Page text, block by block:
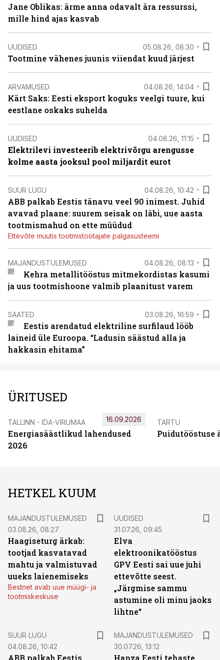
Jane Oblikas: ärme anna odavalt ära ressurssi,
mille hind ajas kasvab
UUDISED 05.08.26, 08:30
Tootmine vähenes juunis viiendat kuud järjest
ARVAMUSED 04.08.26, 14:04
Kärt Saks: Eesti eksport koguks veelgi tuure, kui
eestlane oskaks suhelda
UUDISED 04.08.26, 11:15
Elektrilevi investeerib elektrivõrgu arengusse
kolme aasta jooksul pool miljardit eurot
SUUR LUGU 04.08.26, 10:42
ABB palkab Eestis tänavu veel 90 inimest. Juhid
avavad plaane: suurem seisak on läbi, uue aasta
tootmismahud on ette müüdud
Ettevõte muutis tootmistöötajate palgasüsteemi
MAJANDUSTULEMUSED 04.08.26, 08:13
Kehra metallitööstus mitmekordistas kasumi
ja uus tootmishoone valmib plaanitust varem
SAATED 03.08.26, 16:59
Eestis arendatud elektriline surfilaud lööb
laineid üle Euroopa. “Ladusin säästud alla ja
hakkasin ehitama”
ÜRITUSED
TALLINN - IDA-VIRUMAA
Energiasäästlikud lahendused
2026
16.09.2026 TARTU
Puidutööstuse
HETKEL KUUM
MAJANDUSTULEMUSED
03.08.26, 08:27
Haagiseturg ärkab:
tootjad kasvatavad
mahtu ja valmistuvad
uueks laienemiseks
Bestnet avab uue müügi- ja
tootmiskeskuse
UUDISED
31.07.26, 09:45
Elva
elektroonikatööstus
GPV Eesti sai uue juhi
ettevõtte seest.
„Järgmise sammu
astumine oli minu jaoks
lihtne“
SUUR LUGU
04.08.26, 10:42
ABB palkab Eestis
MAJANDUSTULEMUSED
30.07.26, 13:12
Hanza Eesti tehaste